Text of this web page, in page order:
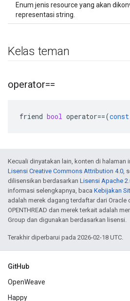
Enum jenis resource yang akan
representasi string.
Kelas teman
operator==
friend bool operator==(const
Kecuali dinyatakan lain, konten di halaman
Lisensi Creative Commons Attribution 4.0,
dilisensikan berdasarkan Lisensi Apache
informasi selengkapnya, baca Kebijakan
adalah merek dagang terdaftar dari Oracle
OPENTHREAD dan merek terkait adalah
Group dan digunakan berdasarkan lisensi.
Terakhir diperbarui pada 2026-02-18 UTC.
GitHub
OpenWeave
Happy